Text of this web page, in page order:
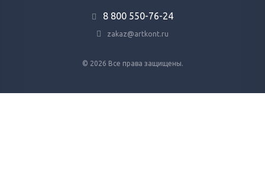
8 800 ‎550-76-24
zakaz@artkont.ru
© 2026 Все права защищены.